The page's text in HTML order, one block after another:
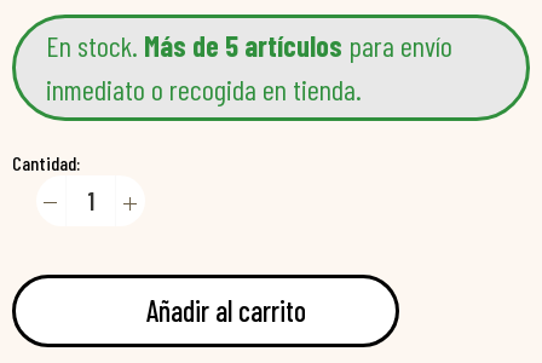
En stock. Más de 5 artículos para envío
inmediato o recogida en tienda.
Cantidad:
Añadir al carrito